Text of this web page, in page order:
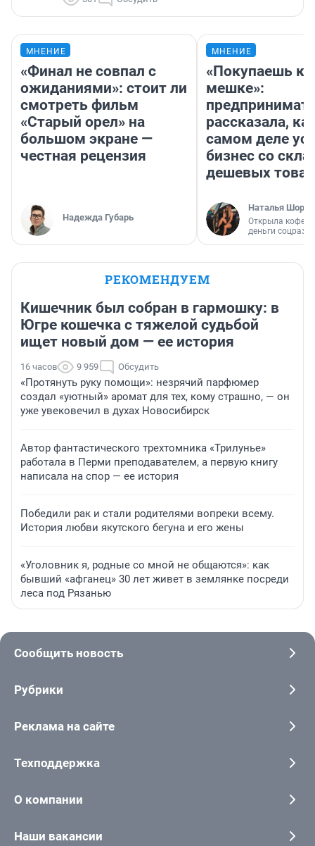
МНЕНИЕ
«Финал не совпал с
ожиданиями»: стоит ли
смотреть фильм
«Старый орел» на
большом экране —
честная рецензия
Надежда Губарь
МНЕНИЕ
«Покупаешь
мешке»:
рассказала,
самом деле
бизнес со
дешевых
Наталья
Открыла
деньги
РЕКОМЕНДУЕМ
Кишечник был собран в гармошку: в
Югре кошечка с тяжелой судьбой
ищет новый дом — ее история
16 часов 9 959 Обсудить
«Протянуть руку помощи»: незрячий парфюмер
создал «уютный» аромат для тех, кому страшно, — он
уже увековечил в духах Новосибирск
Автор фантастического трехтомника «Трилунье»
работала в Перми преподавателем, а первую книгу
написала на спор — ее история
Победили рак и стали родителями вопреки всему.
История любви якутского бегуна и его жены
«Уголовник я, родные со мной не общаются»: как
бывший «афганец» 30 лет живет в землянке посреди
леса под Рязанью
Сообщить новость
Рубрики
Реклама на сайте
Техподдержка
О компании
Наши вакансии